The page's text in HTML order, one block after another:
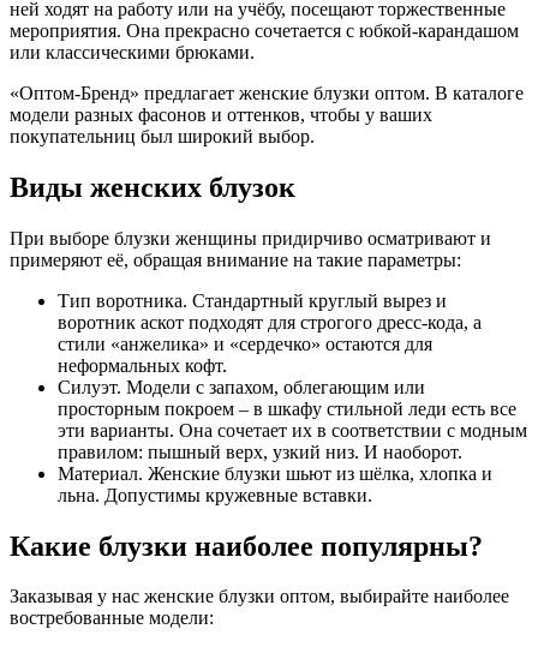
ней ходят на работу или на учёбу, посещают торжественные
мероприятия. Она прекрасно сочетается с юбкой-карандашом
или классическими брюками.
«Оптом-Бренд» предлагает женские блузки оптом. В каталоге
модели разных фасонов и оттенков, чтобы у ваших
покупательниц был широкий выбор.
Виды женских блузок
При выборе блузки женщины придирчиво осматривают и
примеряют её, обращая внимание на такие параметры:
Тип воротника. Стандартный круглый вырез и
воротник аскот подходят для строгого дресс-кода, а
стили «анжелика» и «сердечко» остаются для
неформальных кофт.
Силуэт. Модели с запахом, облегающим или
просторным покроем – в шкафу стильной леди есть все
эти варианты. Она сочетает их в соответствии с модным
правилом: пышный верх, узкий низ. И наоборот.
Материал. Женские блузки шьют из шёлка, хлопка и
льна. Допустимы кружевные вставки.
Какие блузки наиболее популярны?
Заказывая у нас женские блузки оптом, выбирайте наиболее
востребованные модели: